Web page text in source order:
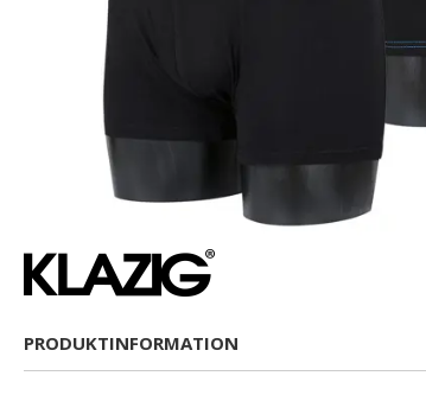
PRODUKTINFORMATION